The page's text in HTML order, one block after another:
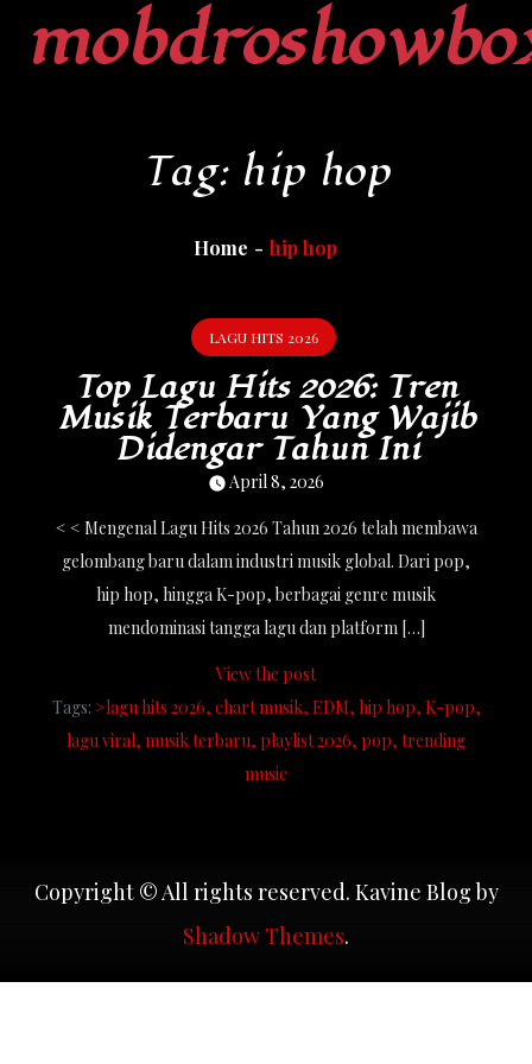
Tag: hip hop
Home hip hop
LAGU HITS 2026
Top Lagu Hits 2026: Tren
Musik Terbaru Yang Wajib
Didengar Tahun Ini
April 8, 2026
< < Mengenal Lagu Hits 2026 Tahun 2026 telah membawa
gelombang baru dalam industri musik global. Dari pop,
hip hop, hingga K-pop, berbagai genre musik
mendominasi tangga lagu dan platform […]
View the post
Tags: >lagu hits 2026 chart musik EDM hip hop K-pop
lagu viral musik terbaru playlist 2026 pop trending
music
Copyright © All rights reserved. Kavine Blog by
Shadow Themes.